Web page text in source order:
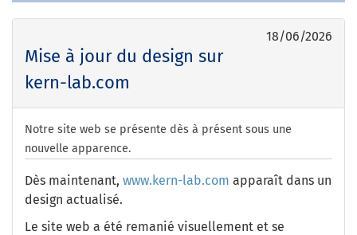
18/06/2026
Mise à jour du design sur
kern-lab.com
Notre site web se présente dès à présent sous une
nouvelle apparence.
Dès maintenant, www.kern-lab.com apparaît dans un
design actualisé.
Le site web a été remanié visuellement et se